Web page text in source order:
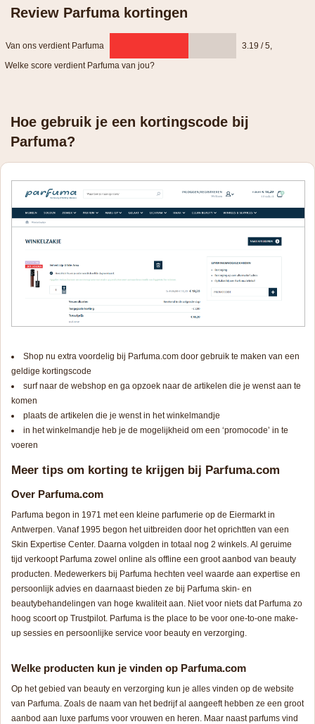
Review Parfuma kortingen
Van ons verdient Parfuma 3.19 / 5
Welke score verdient Parfuma van jou?
Hoe gebruik je een kortingscode bij
Parfuma?
Shop nu extra voordelig bij Parfuma.com door gebruik te maken van een
geldige kortingscode
surf naar de webshop en ga opzoek naar de artikelen die je wenst aan te
komen
plaats de artikelen die je wenst in het winkelmandje
in het winkelmandje heb je de mogelijkheid om een ‘promocode’ in te
voeren
Meer tips om korting te krijgen bij Parfuma.com
Over Parfuma.com
Parfuma begon in 1971 met een kleine parfumerie op de Eiermarkt in
Antwerpen. Vanaf 1995 begon het uitbreiden door het oprichtten van een
Skin Expertise Center. Daarna volgden in totaal nog 2 winkels. Al geruime
tijd verkoopt Parfuma zowel online als offline een groot aanbod van beauty
producten. Medewerkers bij Parfuma hechten veel waarde aan expertise en
persoonlijk advies en daarnaast bieden ze bij Parfuma skin- en
beautybehandelingen van hoge kwaliteit aan. Niet voor niets dat Parfuma zo
hoog scoort op Trustpilot. Parfuma is the place to be voor one-to-one make-
up sessies en persoonlijke service voor beauty en verzorging.
Welke producten kun je vinden op Parfuma.com
Op het gebied van beauty en verzorging kun je alles vinden op de website
van Parfuma. Zoals de naam van het bedrijf al aangeeft hebben ze een groot
aanbod aan luxe parfums voor vrouwen en heren. Maar naast parfums vind